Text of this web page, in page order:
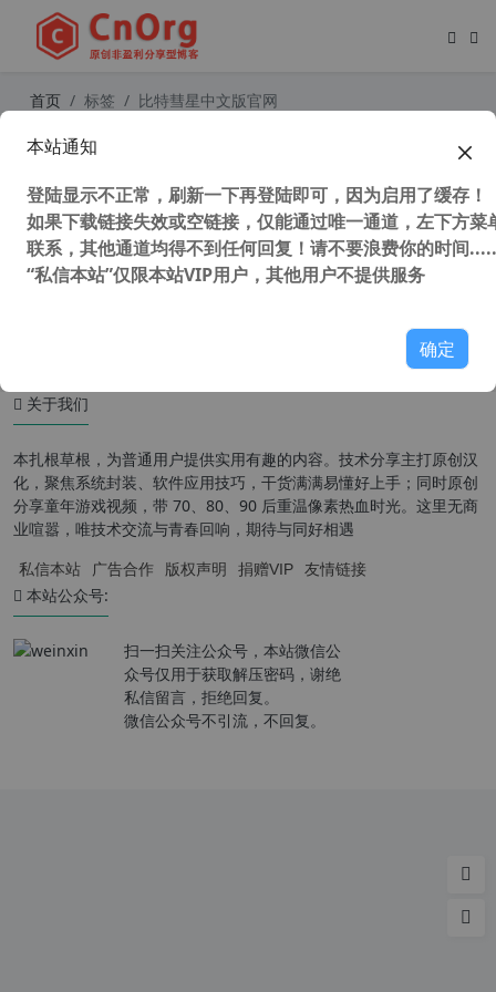
首页 标签 比特彗星中文版官网
BitComet 比特彗星(无视版权/全速下
关于我们
本扎根草根，为普通用户提供实用有趣的内容。技术分享主打原创汉
化，聚焦系统封装、软件应用技巧，干货满满易懂好上手；同时原创
分享童年游戏视频，带 70、80、90 后重温像素热血时光。这里无商
业喧嚣，唯技术交流与青春回响，期待与同好相遇
私信本站 广告合作 版权声明 捐赠VIP 友情链接
本站公众号:
扫一扫关注公众号，本站微信公
众号仅用于获取解压密码，谢绝
私信留言，拒绝回复。
微信公众号不引流，不回复。
本站通知
登陆显示不正常，刷新一下再登陆即可，因为启用了缓存！
如果下载链接失效或空链接，仅能通过唯一通道，左下方菜
联系，其他通道均得不到任何回复！请不要浪费你的时间
“私信本站”仅限本站VIP用户，其他用户不提供服务
确定